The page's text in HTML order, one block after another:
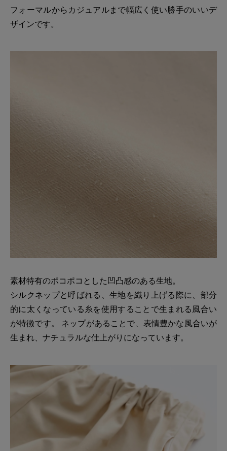
フォーマルからカジュアルまで幅広く使い勝手のいいデ
ザインです。
素材特有のポコポコとした凹凸感のある生地。
シルクネップと呼ばれる、生地を織り上げる際に、部分
的に太くなっている糸を使用することで生まれる風合い
が特徴です。 ネップがあることで、表情豊かな風合いが
生まれ、ナチュラルな仕上がりになっています。